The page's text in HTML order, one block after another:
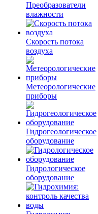
Преобразователи
влажности
Скорость потока
воздуха
Метеорологические
приборы
Гидрогеологическое
оборудование
Гидрологическое
оборудование